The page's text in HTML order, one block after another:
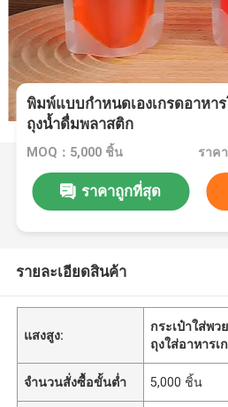
พิมพ์แบบกำหนดเองเกรดอาหา
ถุงน้ำดื่มพลาสติก
MOQ：5,000 ชิ้น
ราคาถูกที่สุด
รายละเอียดสินค้า
แสงสูง:
กระเป๋าใส่พว
ถุงใส่อาหาร
จำนวนสั่งซื้อขั้นต่ำ 5,000 ชิ้น